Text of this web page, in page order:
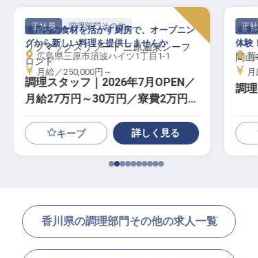
正社員 調理部門その他
リブマックスリゾート 三原温泉シーフ
ロント
調理スタッフ｜2026年7月OPEN／
月給27万円～30万円／寮費2万円控
除／海前リゾート
瀬戸内の食材を活かす厨房で、オープニン
グから新しい料理を提供しませんか
広島県三原市須波ハイツ1丁目1-1
月給／250,000円～
キープ 詳しく見る
正社
岡山
調
未来
体験！
岡
香川県の調理部門その他の求人一覧